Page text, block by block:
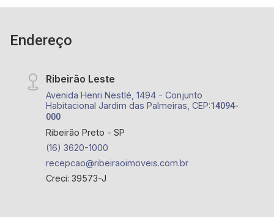
Endereço
Ribeirão Leste
Avenida Henri Nestlé, 1494 - Conjunto
Habitacional Jardim das Palmeiras, CEP:14094-
000
Ribeirão Preto - SP
(16) 3620-1000
recepcao@ribeiraoimoveis.com.br
Creci: 39573-J